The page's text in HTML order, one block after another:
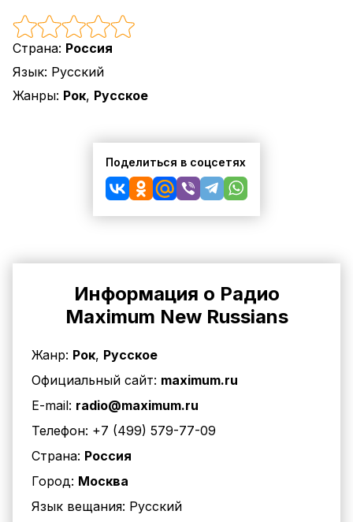
Страна: Россия
Язык: Русский
Жанры: Рок, Русское
Поделиться в соцсетях
Информация о Радио
Maximum New Russians
Жанр: Рок, Русское
Официальный сайт: maximum.ru
E-mail: radio@maximum.ru
Телефон: +7 (499) 579-77-09
Страна: Россия
Город: Москва
Язык вещания: Русский